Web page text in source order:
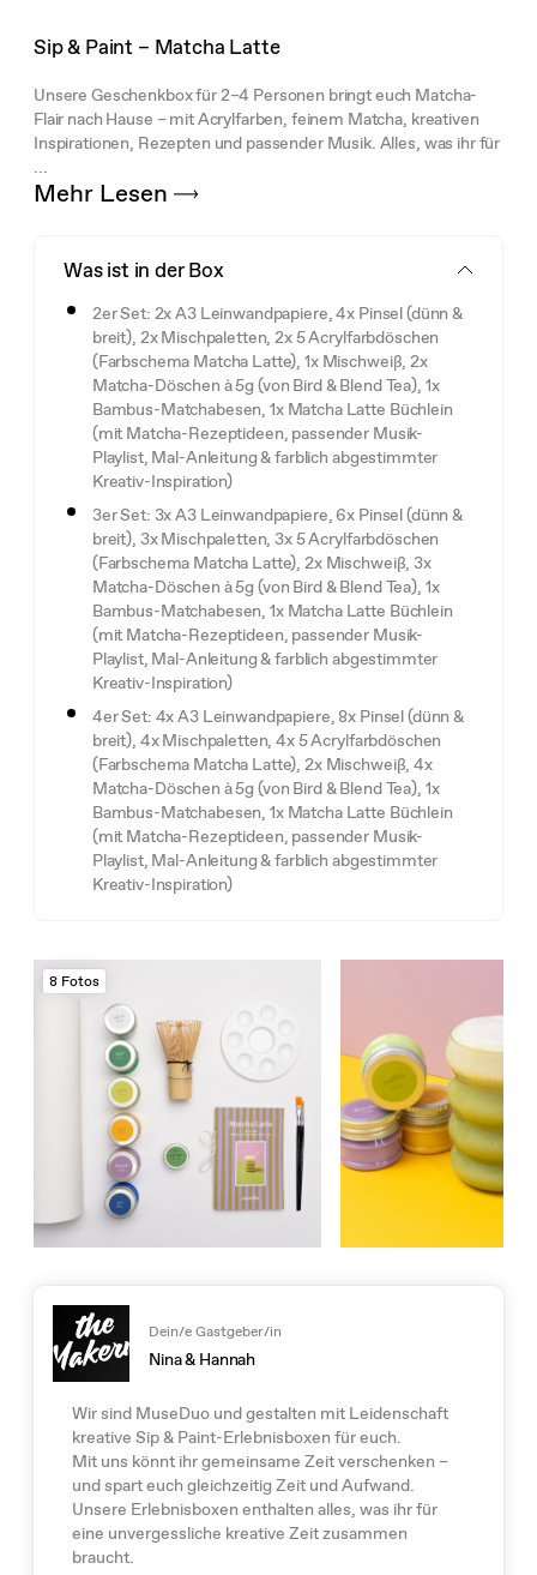
Sip & Paint – Matcha Latte
Unsere Geschenkbox für 2–4 Personen bringt euch Matcha-
Flair nach Hause – mit Acrylfarben, feinem Matcha, kreativen
Inspirationen, Rezepten und passender Musik. Alles, was ihr für
...
Mehr Lesen
Was ist in der Box
2er Set: 2x A3 Leinwandpapiere, 4x Pinsel (dünn &
breit), 2x Mischpaletten, 2x 5 Acrylfarbdöschen
(Farbschema Matcha Latte), 1x Mischweiß, 2x
Matcha-Döschen à 5g (von Bird & Blend Tea), 1x
Bambus-Matchabesen, 1x Matcha Latte Büchlein
(mit Matcha-Rezeptideen, passender Musik-
Playlist, Mal-Anleitung & farblich abgestimmter
Kreativ-Inspiration)
3er Set: 3x A3 Leinwandpapiere, 6x Pinsel (dünn &
breit), 3x Mischpaletten, 3x 5 Acrylfarbdöschen
(Farbschema Matcha Latte), 2x Mischweiß, 3x
Matcha-Döschen à 5g (von Bird & Blend Tea), 1x
Bambus-Matchabesen, 1x Matcha Latte Büchlein
(mit Matcha-Rezeptideen, passender Musik-
Playlist, Mal-Anleitung & farblich abgestimmter
Kreativ-Inspiration)
4er Set: 4x A3 Leinwandpapiere, 8x Pinsel (dünn &
breit), 4x Mischpaletten, 4x 5 Acrylfarbdöschen
(Farbschema Matcha Latte), 2x Mischweiß, 4x
Matcha-Döschen à 5g (von Bird & Blend Tea), 1x
Bambus-Matchabesen, 1x Matcha Latte Büchlein
(mit Matcha-Rezeptideen, passender Musik-
Playlist, Mal-Anleitung & farblich abgestimmter
Kreativ-Inspiration)
8 Fotos
Dein/e Gastgeber/in
Nina & Hannah
Wir sind MuseDuo und gestalten mit Leidenschaft
kreative Sip & Paint-Erlebnisboxen für euch.
Mit uns könnt ihr gemeinsame Zeit verschenken –
und spart euch gleichzeitig Zeit und Aufwand.
Unsere Erlebnisboxen enthalten alles, was ihr für
eine unvergessliche kreative Zeit zusammen
braucht.